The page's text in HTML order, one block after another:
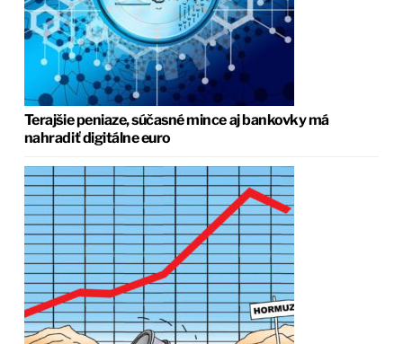
Terajšie peniaze, súčasné mince aj bankovky má
nahradiť digitálne euro